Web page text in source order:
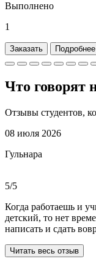
Выполнено
1
Заказать Подробнее
Что говорят
Отзывы студентов,
08 июля 2026
Гульнара
5/5
Когда работаешь и
детский, то нет времени , а
написать и сдать
Dist-help. Все мои
Читать весь отзыв